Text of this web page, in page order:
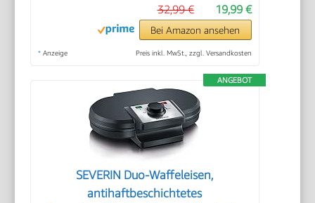
19,99 €
32,99 €
Bei Amazon ansehen
* Anzeige Preis inkl. MwSt., zzgl. Versandkosten
ANGEBOT
SEVERIN Duo-Waffeleisen,
antihaftbeschichtetes